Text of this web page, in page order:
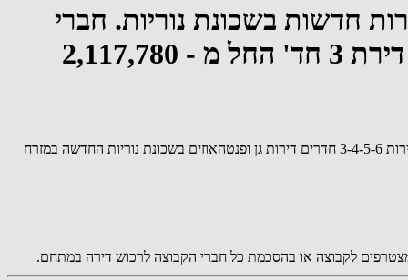
חדשות בשכונת נוריות. חברי
הקבוצה השיגו הנחה קבוצתית גדולה ופערי מחיר גבוהים מהדירות בשכונה: דירת 3 חד' החל מ - 2,117,780
קבוצות הקנייה המרוכזת מגיעה לענף הנדל"ן בראשון לציון. את הקבוצה ארגנה חברת be106 נדל"ן אשר סגרה דיל מאוד משתלם לקבוצה עם הנחות לדירות 3-4-5-6 חדרים דירות גן ופנטהאוזים בשכונת נוריות החדשה במזרח
לקבוצה או בהסכמת כל חברי הקבוצה לרכוש דירה במתחם.